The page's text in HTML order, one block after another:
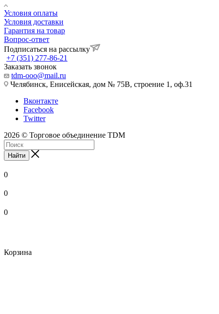
Условия оплаты
Условия доставки
Гарантия на товар
Вопрос-ответ
Подписаться на рассылку
+7 (351) 277-86-21
Заказать звонок
tdm-ooo@mail.ru
Челябинск, Енисейская, дом № 75В, строение 1, оф.31
Вконтакте
Facebook
Twitter
2026 © Торговое объединение TDM
Найти
0
0
0
Корзина